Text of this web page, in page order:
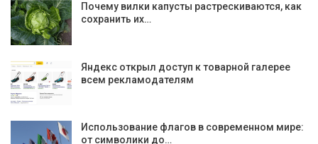
Почему вилки капусты растрескиваются, как
сохранить их…
Яндекс открыл доступ к товарной галерее
всем рекламодателям
Использование флагов в современном мире:
от символики до…